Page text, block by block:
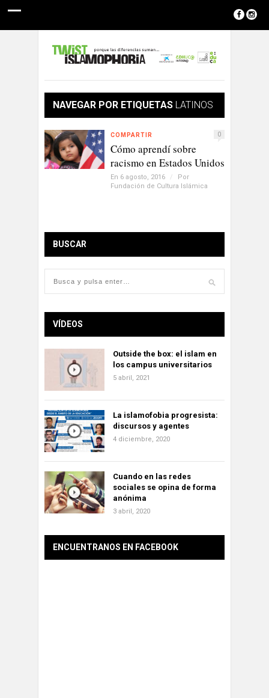
NAVEGAR POR ETIQUETAS LATINOS
COMPARTIR 0
Cómo aprendí sobre
racismo en Estados Unidos
En 6 agosto, 2016 /
Por
Fundación de Cultura Islámica
BUSCAR
VÍDEOS
Outside the box: el islam en
los campus universitarios
5 abril, 2021
La islamofobia progresista:
discursos y agentes
4 diciembre, 2020
Cuando en las redes
sociales se opina de forma
anónima
3 abril, 2020
ENCUENTRANOS EN FACEBOOK